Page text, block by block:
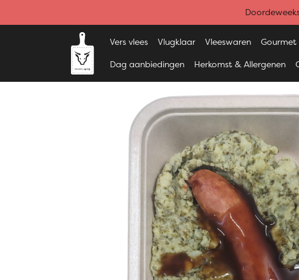
Vers vlees Vlugklaar Vleeswaren Gourmet
Dag aanbiedingen Herkomst & Allergenen